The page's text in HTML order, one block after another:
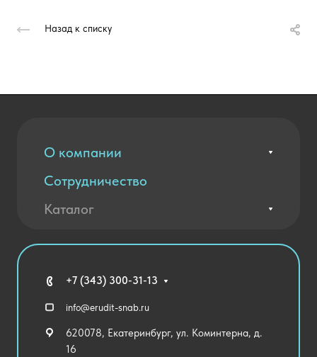
Назад к списку
О компании
Вакансии
Контакты
Благодарственные письма
Сотрудничество
Оплата и доставка
Каталог
Технические средства обучения
Спортивный зал
Уличное оборудование
+7 (343) 300-31-13
info@erudit-snab.ru
620078, Екатеринбург, ул. Коминтерна, д.
16